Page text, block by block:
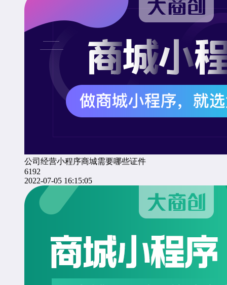
公司经营小程序商城需要哪些证件
6192
2022-07-05 16:15:05